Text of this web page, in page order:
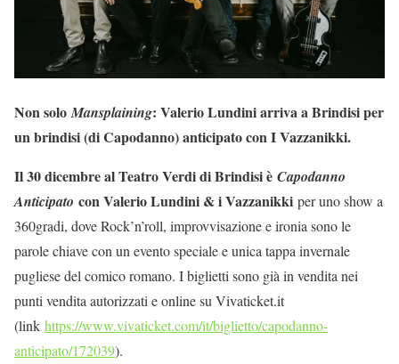
Non soloMansplaining: Valerio Lundini arriva a Brindisi per
un brindisi (di Capodanno) anticipato con I Vazzanikki.
Il 30 dicembre al Teatro Verdi di Brindisi è Capodanno
Anticipato con Valerio Lundini & i Vazzanikki per uno show a
360gradi, dove Rock’n’roll, improvvisazione e ironia sono le
parole chiave con un evento speciale e unica tappa invernale
pugliese del comico romano. I biglietti sono già in vendita nei
punti vendita autorizzati e online su Vivaticket.it
(link https://www.vivaticket.com/it/biglietto/capodanno-
anticipato/172039).